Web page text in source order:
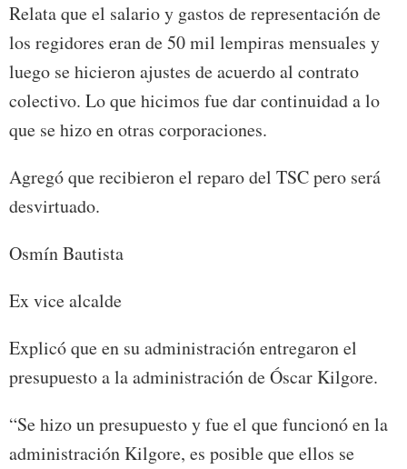
Relata que el salario y gastos de representación de
los regidores eran de 50 mil lempiras mensuales y
luego se hicieron ajustes de acuerdo al contrato
colectivo. Lo que hicimos fue dar continuidad a lo
que se hizo en otras corporaciones.
Agregó que recibieron el reparo del TSC pero será
desvirtuado.
Osmín Bautista
Ex vice alcalde
Explicó que en su administración entregaron el
presupuesto a la administración de Óscar Kilgore.
“Se hizo un presupuesto y fue el que funcionó en la
administración Kilgore, es posible que ellos se